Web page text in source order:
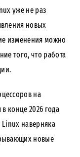
уже не раз
новых
изменения можно
того, что работа
на
в конце 2026 года
Linux наверняка
новые